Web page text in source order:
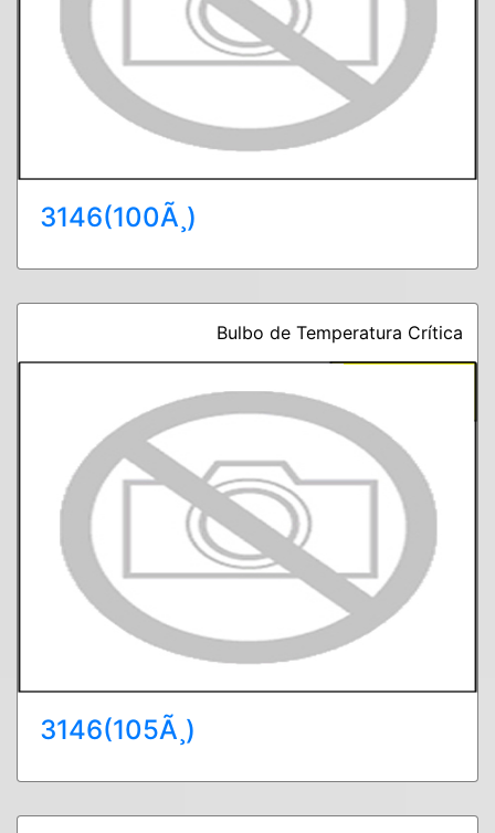
3146(100Ã¸)
Bulbo de Temperatura Crítica
3146(105Ã¸)